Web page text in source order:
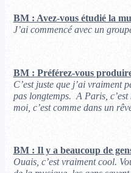
BM : Avez-vous étudié la
J’ai commencé avec un
BM : Préférez-vous
C’est juste que j’ai vraiment
pas longtemps. A Paris,
moi, c’est comme dans un
BM : Il y a beaucoup de
Ouais, c’est vraiment cool.